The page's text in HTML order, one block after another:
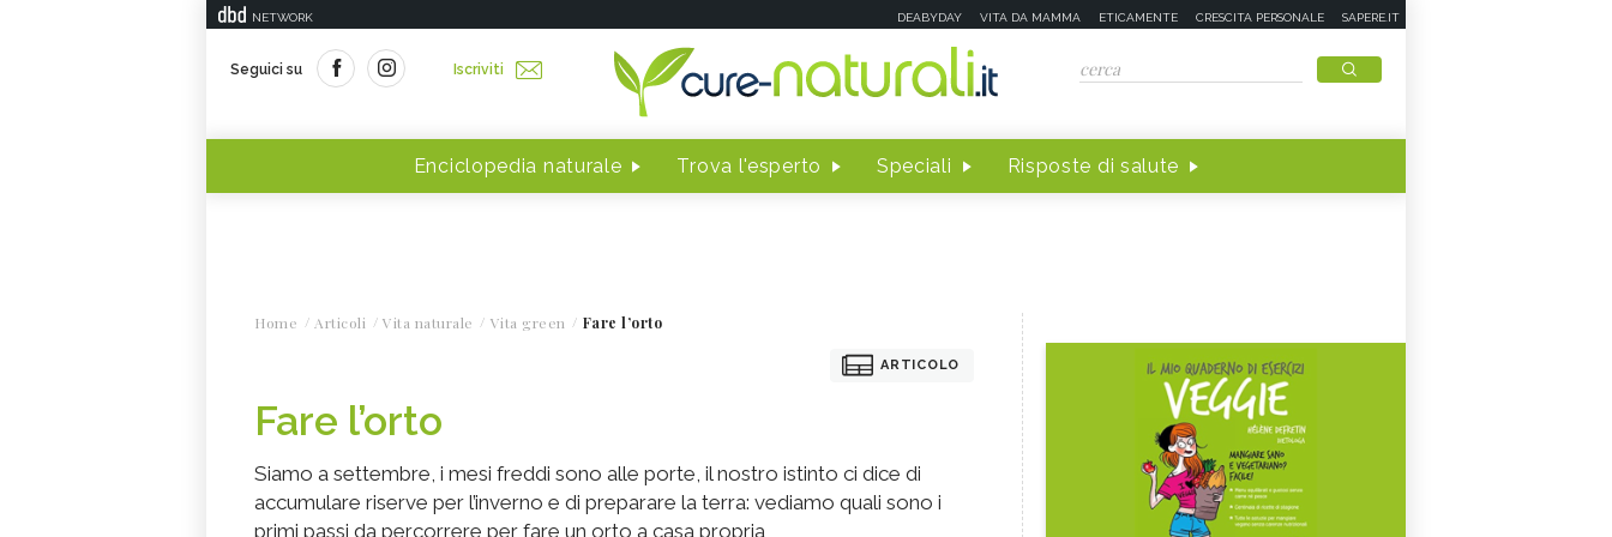
NETWORK DEABYDAY VITA DA MAMMA ETICAMENTE CRESCITA PERSONALE SAPERE.IT
Seguici su Iscriviti
Enciclopedia naturale Trova l'esperto Speciali Risposte di salute
Home Articoli Vita naturale Vita green Fare l’orto
ARTICOLO
Fare l’orto
Siamo a settembre, i mesi freddi sono alle porte, il nostro istinto ci dice di
accumulare riserve per l’inverno e di preparare la terra: vediamo quali sono i
primi passi da percorrere per fare un orto a casa propria